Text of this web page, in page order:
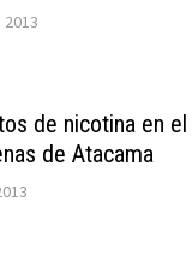
de nicotina en
de Atacama